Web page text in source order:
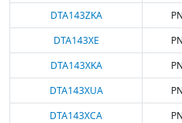
DTA143ZKA
DTA143XE
DTA143XKA
DTA143XUA
DTA143XCA